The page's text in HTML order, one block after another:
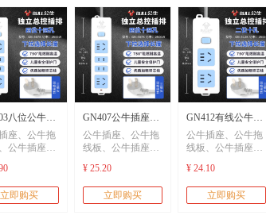
钟挂钟耐用
锁密码锁干电池大
全耐用
八位公牛插
排插
3/5/8/10/15/20
座、公牛拖
公牛插座
插座、公牛
公牛充电
快充
立即购买
GN407公牛插座公
牛排插
0.5/1/2/3/5/8/10/15/20
米线
公牛插座、公牛拖
线板、公牛插座
牛轨道插座、公牛
快充、公牛充电
桩、usb快充
¥ 25.20
立即购买
GN412有线公牛插
座公牛排插两位
0.5/1/2/3/5/8/10/15/20
米线
公牛插座、公牛拖
线板、公牛插座
牛轨道插座、公牛
快充、公牛充电
桩、usb快充
¥ 24.10
立即购买